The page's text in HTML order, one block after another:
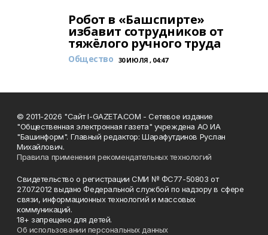
Робот в «Башспирте»
избавит сотрудников от
тяжёлого ручного труда
Общество 30 ИЮЛЯ , 04:47
© 2011-2026 "Сайт I-GAZETA.COM - Сетевое издание
"Общественная электронная газета" учреждена АО ИА
"Башинформ". Главный редактор: Шарафутдинов Руслан
Михайлович.
Правила применения рекомендательных технологий
Свидетельство о регистрации СМИ № ФС77-50803 от
27.07.2012 выдано Федеральной службой по надзору в сфере
связи, информационных технологий и массовых
коммуникаций.
18+ запрещено для детей.
Об использовании персональных данных